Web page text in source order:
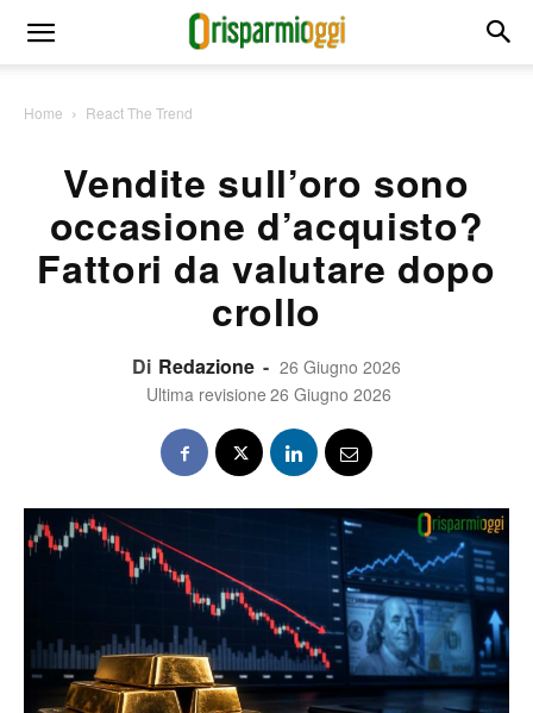
Home React The Trend
Vendite sull’oro sono
occasione d’acquisto?
Fattori da valutare dopo
crollo
Di Redazione - 26 Giugno 2026
Ultima revisione 26 Giugno 2026